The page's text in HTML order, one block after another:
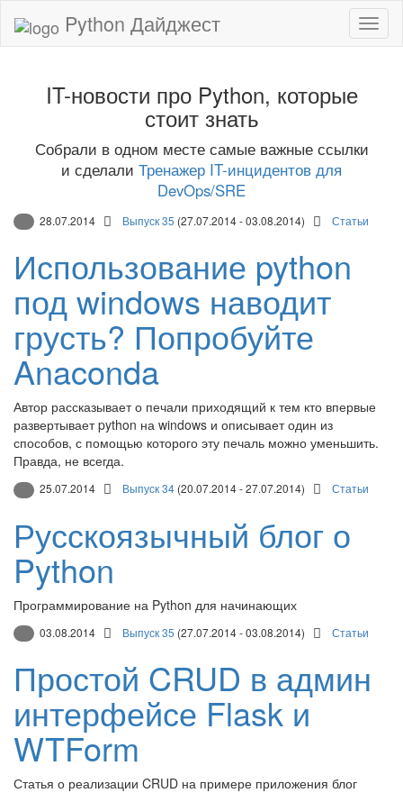
Python Дайджест
IT-новости про Python, которые
стоит знать
Собрали в одном месте самые важные ссылки
и сделали Тренажер IT-инцидентов для
DevOps/SRE
28.07.2014 Выпуск 35 (27.07.2014 - 03.08.2014) Статьи
Использование python
под windows наводит
грусть? Попробуйте
Anaconda
Автор рассказывает о печали приходящий к тем кто впервые
развертывает python на windows и описывает один из
способов, с помощью которого эту печаль можно уменьшить.
Правда, не всегда.
25.07.2014 Выпуск 34 (20.07.2014 - 27.07.2014) Статьи
Русскоязычный блог о
Python
Программирование на Python для начинающих
03.08.2014 Выпуск 35 (27.07.2014 - 03.08.2014) Статьи
Простой CRUD в админ
интерфейсе Flask и
WTForm
Статья о реализации CRUD на примере приложения блог